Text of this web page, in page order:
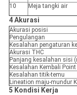
10
Meja tangki air
4 Akurasi
Akurasi posisi
Pengulangan
Kesalahan pengaturan
Akurasi THC
Panjang kesalahan sisi
Kesalahan Kembali
Kesalahan titik-temu
Lineation maju-mundur
5 Kondisi Kerja